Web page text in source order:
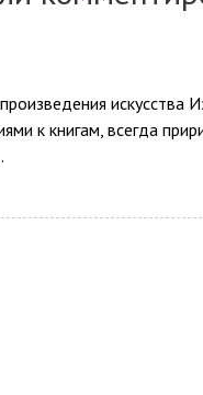
искусства
к книгам, всегда